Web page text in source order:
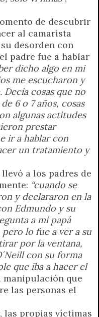
de descubrir
al camarista
desorden con
padre fue a hablar
dicho algo en mi
me escucharon y
cosas que no
6 o 7 años, cosas
algunas actitudes
prestar
ir a hablar con
un tratamiento y
a los padres de
“cuando se
y declararon en la
Edmundo y su
a mi papá
lo fue a ver a su
por la ventana,
con su forma
que iba a hacer el
manipulación que
las personas el
las propias víctimas